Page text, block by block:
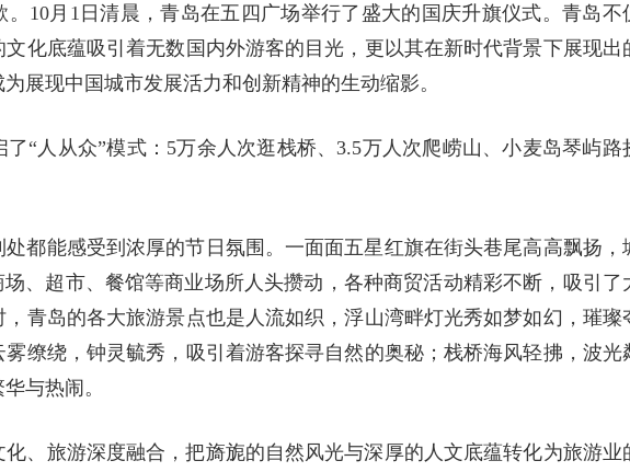
。10月1日清晨，青岛在五四广场举行了盛大的国庆升旗仪式。青岛不
化底蕴吸引着无数国内外游客的目光，更以其在新时代背景下展现出
展现中国城市发展活力和创新精神的生动缩影。
了“人从众”模式：5万余人次逛栈桥、3.5万人次爬崂山、小麦岛琴屿路
都能感受到浓厚的节日氛围。一面面五星红旗在街头巷尾高高飘扬，
、超市、餐馆等商业场所人头攒动，各种商贸活动精彩不断，吸引了
青岛的各大旅游景点也是人流如织，浮山湾畔灯光秀如梦如幻，璀璨
缭绕，钟灵毓秀，吸引着游客探寻自然的奥秘；栈桥海风轻拂，波光
与热闹。
、旅游深度融合，把旖旎的自然风光与深厚的人文底蕴转化为旅游业